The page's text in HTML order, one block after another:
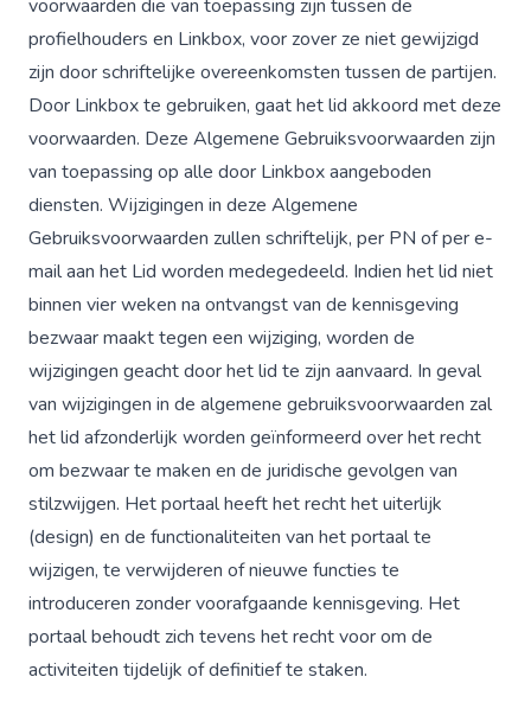
voorwaarden die van toepassing zijn tussen de
profielhouders en Linkbox, voor zover ze niet gewijzigd
zijn door schriftelijke overeenkomsten tussen de partijen.
Door Linkbox te gebruiken, gaat het lid akkoord met deze
voorwaarden. Deze Algemene Gebruiksvoorwaarden zijn
van toepassing op alle door Linkbox aangeboden
diensten. Wijzigingen in deze Algemene
Gebruiksvoorwaarden zullen schriftelijk, per PN of per e-
mail aan het Lid worden medegedeeld. Indien het lid niet
binnen vier weken na ontvangst van de kennisgeving
bezwaar maakt tegen een wijziging, worden de
wijzigingen geacht door het lid te zijn aanvaard. In geval
van wijzigingen in de algemene gebruiksvoorwaarden zal
het lid afzonderlijk worden geïnformeerd over het recht
om bezwaar te maken en de juridische gevolgen van
stilzwijgen. Het portaal heeft het recht het uiterlijk
(design) en de functionaliteiten van het portaal te
wijzigen, te verwijderen of nieuwe functies te
introduceren zonder voorafgaande kennisgeving. Het
portaal behoudt zich tevens het recht voor om de
activiteiten tijdelijk of definitief te staken.